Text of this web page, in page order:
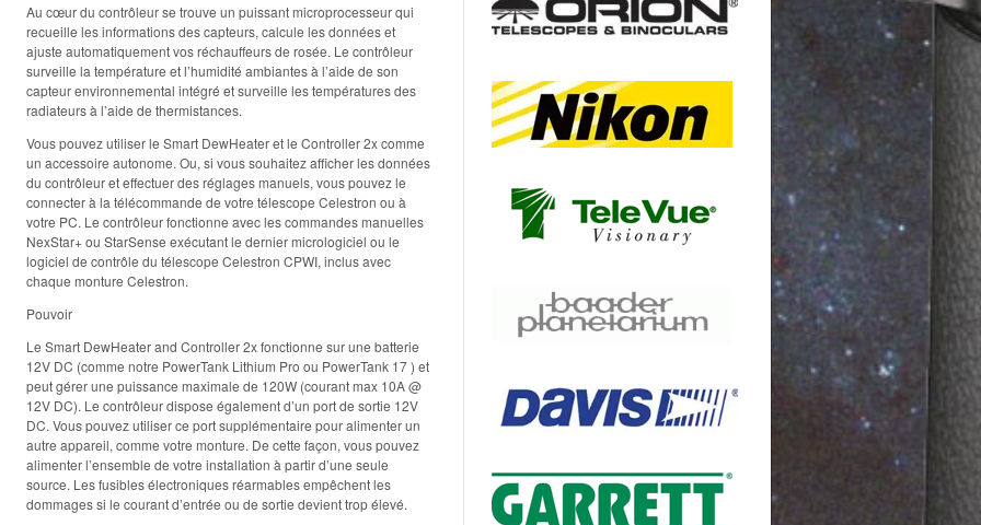
Au cœur du contrôleur se trouve un puissant microprocesseur qui
recueille les informations des capteurs, calcule les données et
ajuste automatiquement vos réchauffeurs de rosée. Le contrôleur
surveille la température et l’humidité ambiantes à l’aide de son
capteur environnemental intégré et surveille les températures des
radiateurs à l’aide de thermistances.
Vous pouvez utiliser le Smart DewHeater et le Controller 2x comme
un accessoire autonome. Ou, si vous souhaitez afficher les données
du contrôleur et effectuer des réglages manuels, vous pouvez le
connecter à la télécommande de votre télescope Celestron ou à
votre PC. Le contrôleur fonctionne avec les commandes manuelles
NexStar+ ou StarSense exécutant le dernier micrologiciel ou le
logiciel de contrôle du télescope Celestron CPWI, inclus avec
chaque monture Celestron.
Pouvoir
Le Smart DewHeater and Controller 2x fonctionne sur une batterie
12V DC (comme notre PowerTank Lithium Pro ou PowerTank 17 ) et
peut gérer une puissance maximale de 120W (courant max 10A @
12V DC). Le contrôleur dispose également d’un port de sortie 12V
DC. Vous pouvez utiliser ce port supplémentaire pour alimenter un
autre appareil, comme votre monture. De cette façon, vous pouvez
alimenter l’ensemble de votre installation à partir d’une seule
source. Les fusibles électroniques réarmables empêchent les
dommages si le courant d’entrée ou de sortie devient trop élevé.